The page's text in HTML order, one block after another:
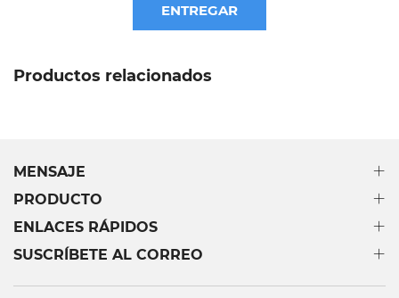
ENTREGAR
Productos relacionados
MENSAJE
PRODUCTO
ENLACES RÁPIDOS
SUSCRÍBETE AL CORREO